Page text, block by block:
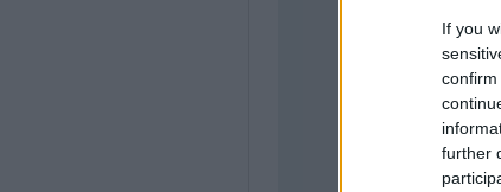
If you
further